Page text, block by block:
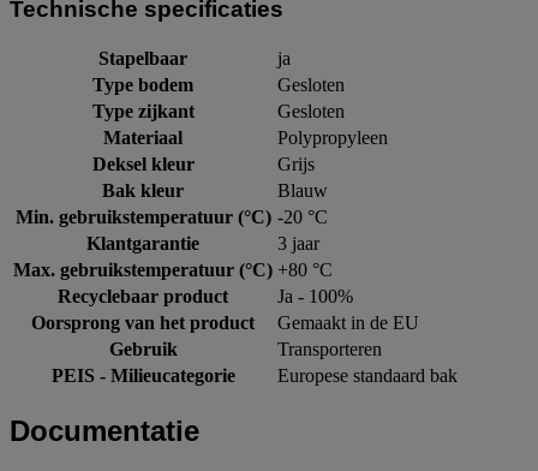
Technische specificaties
Stapelbaar
ja
Type bodem
Gesloten
Type zijkant
Gesloten
Materiaal
Polypropyleen
Deksel kleur
Grijs
Bak kleur
Blauw
Min. gebruikstemperatuur (°C) -20 °C
Klantgarantie
3 jaar
Max. gebruikstemperatuur (°C) +80 °C
Recyclebaar product
Ja - 100%
Oorsprong van het product
Gemaakt in de EU
Gebruik
Transporteren
PEIS - Milieucategorie
Europese standaard bak
Documentatie